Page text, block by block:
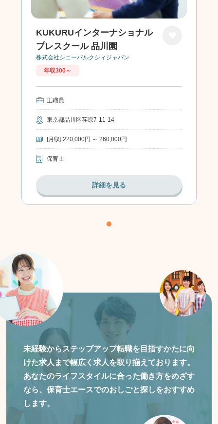
KUKURUインターナショナル
プレスクール 品川園
株式会社シニーパルクシィジャパン
年収300～
正職員
東京都品川区荏原7-11-14
[月収] 220,000円 ～ 260,000円
保育士
詳細を見る
未経験からステップアップ転職を目指すかたに向
けた求人まで幅広く求人を取り揃えております。
あなたのライフスタイルに合った働き方をめざす
なら、保育士エースでのおしごと探しをおすすめ
します。